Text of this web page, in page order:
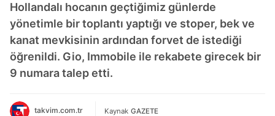
Hollandalı hocanın geçtiğimiz günlerde
yönetimle bir toplantı yaptığı ve stoper, bek ve
kanat mevkisinin ardından forvet de istediği
öğrenildi. Gio, Immobile ile rekabete girecek bir
9 numara talep etti.
takvim.com.tr Kaynak GAZETE